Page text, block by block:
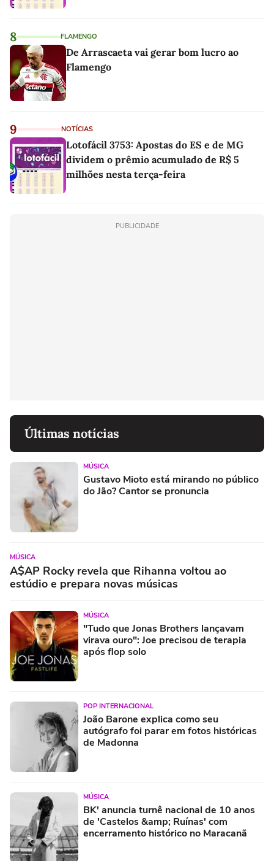
8 FLAMENGO
De Arrascaeta vai gerar bom lucro ao
Flamengo
9 NOTÍCIAS
Lotofácil 3753: Apostas do ES e de MG
dividem o prêmio acumulado de R$ 5
milhões nesta terça-feira
PUBLICIDADE
Últimas notícias
MÚSICA
Gustavo Mioto está mirando no público
do Jão? Cantor se pronuncia
MÚSICA
A$AP Rocky revela que Rihanna voltou ao
estúdio e prepara novas músicas
MÚSICA
"Tudo que Jonas Brothers lançavam
virava ouro": Joe precisou de terapia
após flop solo
POP INTERNACIONAL
João Barone explica como seu
autógrafo foi parar em fotos históricas
de Madonna
MÚSICA
BK' anuncia turnê nacional de 10 anos
de 'Castelos &amp; Ruínas' com
encerramento histórico no Maracanã